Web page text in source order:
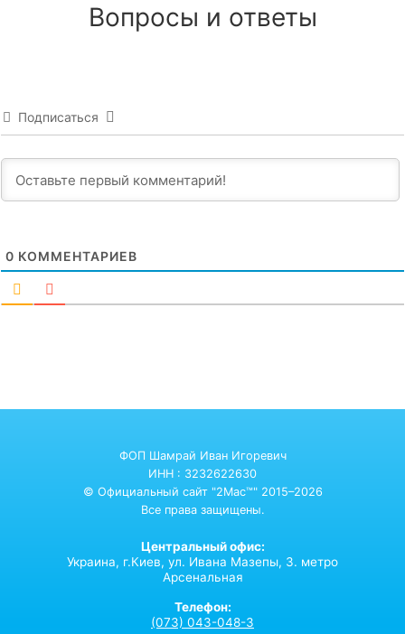
Вопросы и ответы
Подписаться
0 КОММЕНТАРИЕВ
ФОП Шамрай Иван Игоревич
ИНН : 3232622630
© Официальный сайт "2Mac™" 2015–2026
Все права защищены.
Центральный офис:
Украина, г.Киев, ул. Ивана Мазепы, 3. метро
Арсенальная
Телефон:
(073) 043-048-3